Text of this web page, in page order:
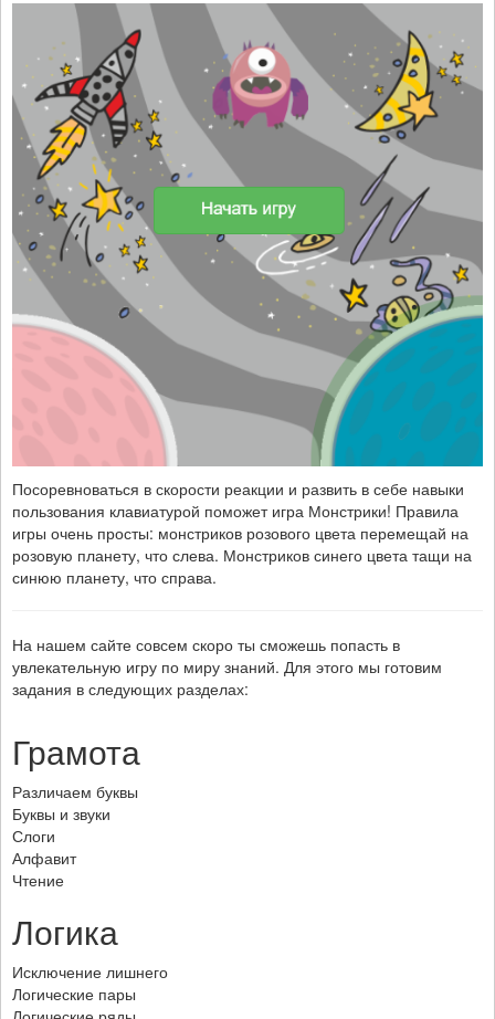
Посоревноваться в скорости реакции и развить в себе навыки
пользования клавиатурой поможет игра Монстрики! Правила
игры очень просты: монстриков розового цвета перемещай на
розовую планету, что слева. Монстриков синего цвета тащи на
синюю планету, что справа.
На нашем сайте совсем скоро ты сможешь попасть в
увлекательную игру по миру знаний. Для этого мы готовим
задания в следующих разделах:
Грамота
Различаем буквы
Буквы и звуки
Слоги
Алфавит
Чтение
Логика
Исключение лишнего
Логические пары